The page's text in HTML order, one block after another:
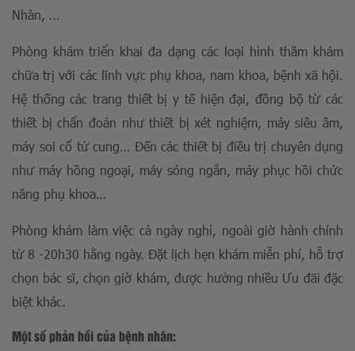
Nhàn, …
Phòng khám triển khai đa dạng các loại hình thăm khám
chữa trị với các lĩnh vực phụ khoa, nam khoa, bệnh xã hội.
Hệ thống các trang thiết bị y tế hiện đại, đồng bộ từ các
thiết bị chẩn đoán như thiết bị xét nghiệm, máy siêu âm,
máy soi cổ tử cung… Đến các thiết bị điều trị chuyên dụng
như máy hồng ngoại, máy sóng ngắn, máy phục hồi chức
năng phụ khoa…
Phòng khám làm việc cả ngày nghỉ, ngoài giờ hành chính
từ 8 -20h30 hằng ngày. Đặt lịch hẹn khám miễn phí, hỗ trợ
chọn bác sĩ, chọn giờ khám, được hưởng nhiều Ưu đãi đặc
biệt khác.
Một số phản hồi của bệnh nhân: